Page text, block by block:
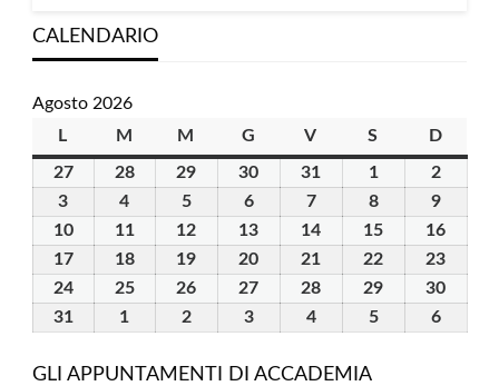
CALENDARIO
Agosto 2026
L
M martedì
M mercoledì
G giovedìV venerdì
S sabatoD
2727
Luglio
2026
2828
29 30 31 11
Agosto
2026
22
Agosto
2026
3
Agosto
2026
4
Agosto
2026
55
Agosto
2026
66
Agosto
2026
77
Agosto
2026
88
Agosto
2026
99
Agosto
2026
1010
Agosto
2026
1111
Agosto
2026
12
Agosto
13
Agosto
14
Agosto
15
Agosto
16
1717
Agosto
1818
Agosto
19
Agosto
20
Agosto
21
Agosto
22
Agosto
23
2424
Agosto
2525
Agosto
26
Agosto
27
Agosto
28
Agosto
29
Agosto
30
3131
2026
1
2026
22
2026
33
2026
44
2026
55
66
GLI APPUNTAMENTI DI ACCADEMIA